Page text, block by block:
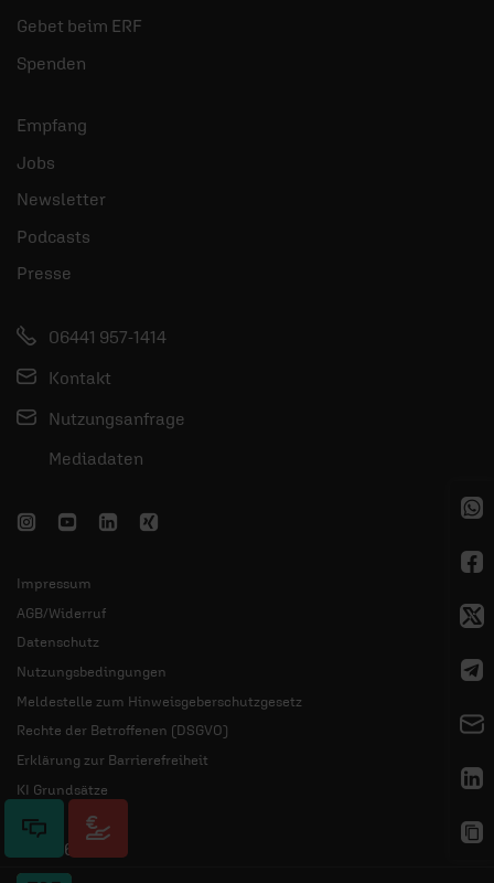
Gebet beim ERF
Spenden
Empfang
Jobs
Newsletter
Podcasts
Presse
06441 957-1414
Kontakt
Nutzungsanfrage
Mediadaten
Impressum
AGB/Widerruf
Datenschutz
Nutzungsbedingungen
Meldestelle zum Hinweisgeberschutzgesetz
Rechte der Betroffenen (DSGVO)
Erklärung zur Barrierefreiheit
KI Grundsätze
© 2026 ERF